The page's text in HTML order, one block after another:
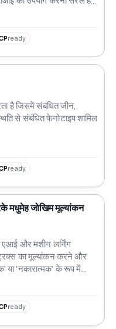
समन्वय के लिए किसी भी
ready
है जिसमें संबंधित जीन,
से संबंधित फेनोटाइप शामिल
ready
मधुमेह जोखिम मूल्यांकन
एआई और मशीन लर्निंग
का मूल्यांकन करने और
या 'नकारात्मक' के रूप में
ready